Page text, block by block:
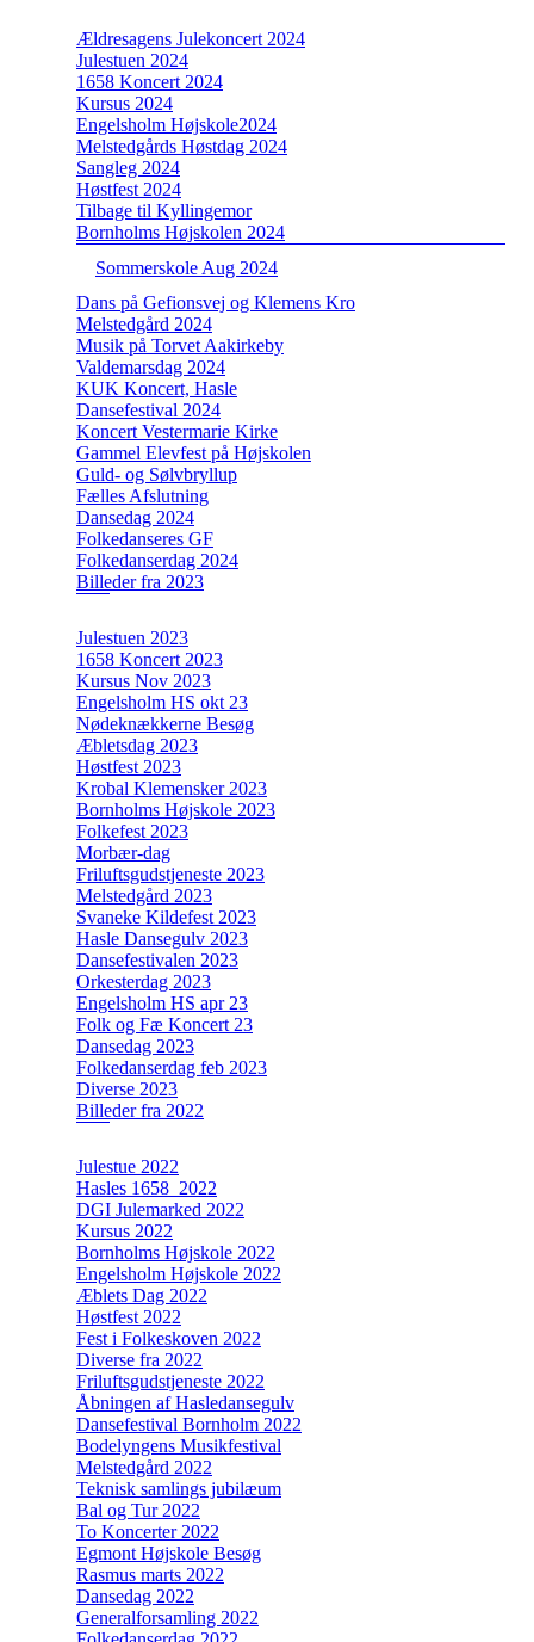
Ældresagens Julekoncert 2024
Julestuen 2024
1658 Koncert 2024
Kursus 2024
Engelsholm Højskole2024
Melstedgårds Høstdag 2024
Sangleg 2024
Høstfest 2024
Tilbage til Kyllingemor
Bornholms Højskolen 2024
Sommerskole Aug 2024
Dans på Gefionsvej og Klemens Kro
Melstedgård 2024
Musik på Torvet Aakirkeby
Valdemarsdag 2024
KUK Koncert, Hasle
Dansefestival 2024
Koncert Vestermarie Kirke
Gammel Elevfest på Højskolen
Guld- og Sølvbryllup
Fælles Afslutning
Dansedag 2024
Folkedanseres GF
Folkedanserdag 2024
Billeder fra 2023
Julestuen 2023
1658 Koncert 2023
Kursus Nov 2023
Engelsholm HS okt 23
Nødeknækkerne Besøg
Æbletsdag 2023
Høstfest 2023
Krobal Klemensker 2023
Bornholms Højskole 2023
Folkefest 2023
Morbær-dag
Friluftsgudstjeneste 2023
Melstedgård 2023
Svaneke Kildefest 2023
Hasle Dansegulv 2023
Dansefestivalen 2023
Orkesterdag 2023
Engelsholm HS apr 23
Folk og Fæ Koncert 23
Dansedag 2023
Folkedanserdag feb 2023
Diverse 2023
Billeder fra 2022
Julestue 2022
Hasles 1658_2022
DGI Julemarked 2022
Kursus 2022
Bornholms Højskole 2022
Engelsholm Højskole 2022
Æblets Dag 2022
Høstfest 2022
Fest i Folkeskoven 2022
Diverse fra 2022
Friluftsgudstjeneste 2022
Åbningen af Hasledansegulv
Dansefestival Bornholm 2022
Bodelyngens Musikfestival
Melstedgård 2022
Teknisk samlings jubilæum
Bal og Tur 2022
To Koncerter 2022
Egmont Højskole Besøg
Rasmus marts 2022
Dansedag 2022
Generalforsamling 2022